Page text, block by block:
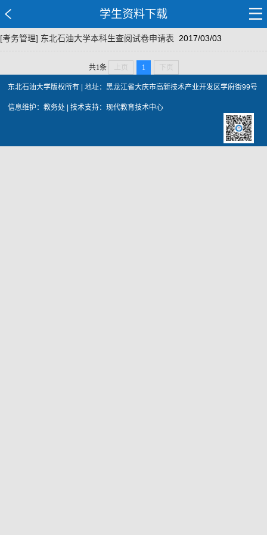
学生资料下载
[考务管理] 东北石油大学本科生查阅试卷申请表 2017/03/03
共1条 1 下页
东北石油大学版权所有 | 地址：黑龙江省大庆市高新技术产业开发区学府街99号
信息维护：教务处 | 技术支持：现代教育技术中心